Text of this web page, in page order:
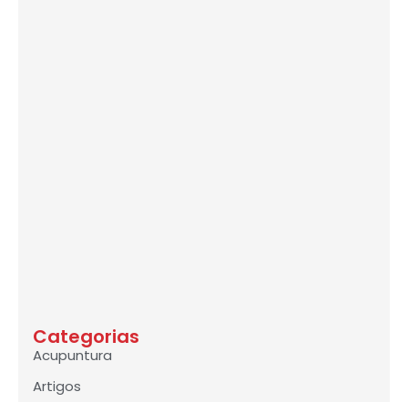
Categorias
Acupuntura
Artigos